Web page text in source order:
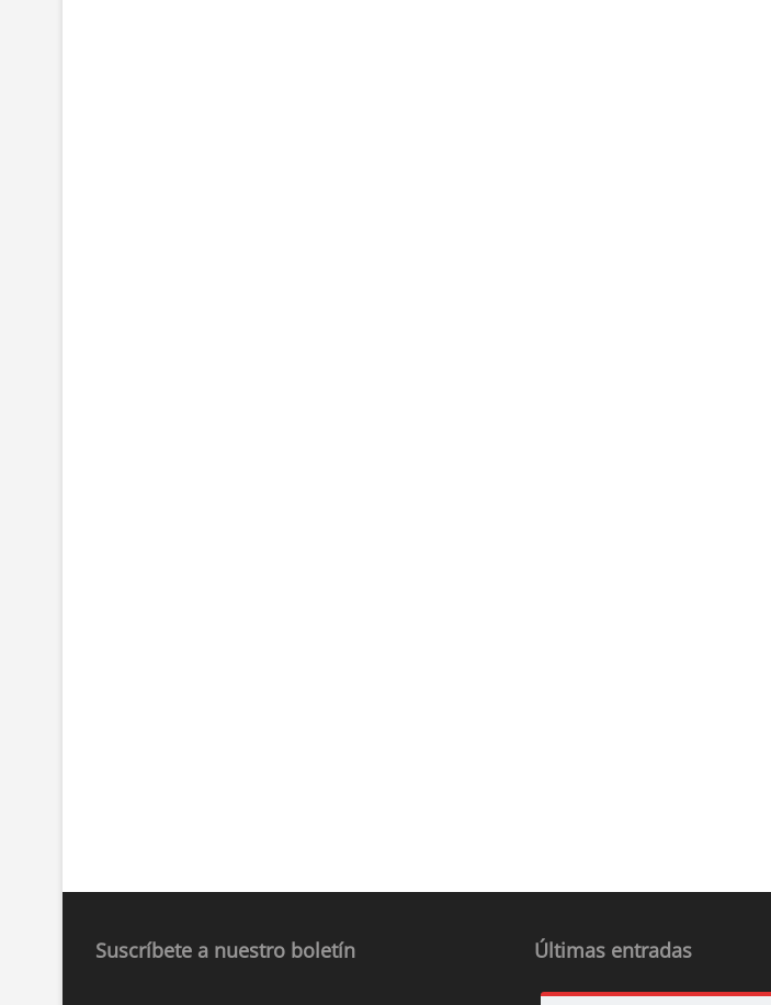
Suscríbete a nuestro boletín Últimas entradas